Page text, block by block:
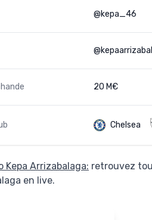
@kepa_46
20 M€
Chelsea
Kepa Arrizabalaga: retrouvez
en live.